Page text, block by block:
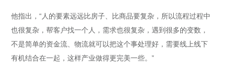
他指出，“人的要素远远比房子、比商品要复杂，所以流程过程中
也很复杂，帮客户找一个人，需求也很复杂，遇到很多的变数，
不是简单的资金流、物流就可以把这个事处理好，需要线上线下
有机结合在一起，这样产业做得更完美一些。”